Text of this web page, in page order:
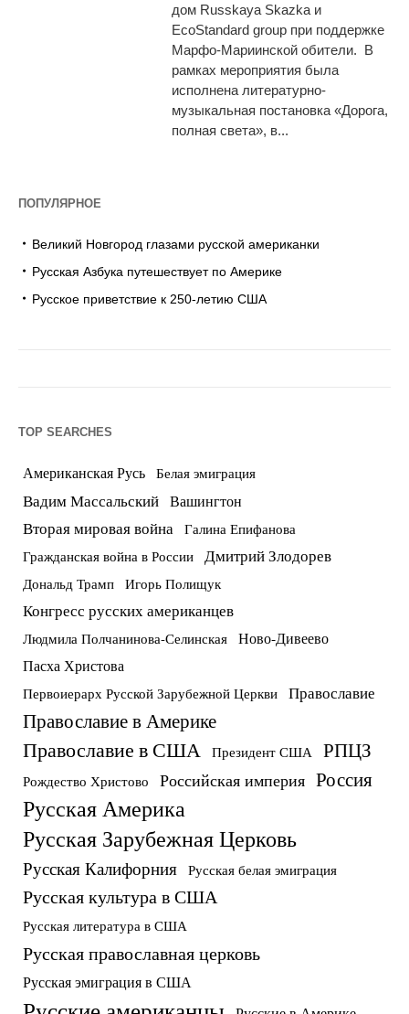
дом Russkaya Skazka и
EcoStandard group при поддержке
Марфо-Мариинской обители. В
рамках мероприятия была
исполнена литературно-
музыкальная постановка «Дорога,
полная света», в...
ПОПУЛЯРНОЕ
Великий Новгород глазами русской американки
Русская Азбука путешествует по Америке
Русское приветствие к 250-летию США
TOP SEARCHES
Американская Русь Белая эмиграция
Вадим Массальский Вашингтон
Вторая мировая война Галина Епифанова
Гражданская война в России Дмитрий Злодорев
Дональд Трамп Игорь Полищук
Конгресс русских американцев
Людмила Полчанинова-Селинская Ново-Дивеево
Пасха Христова
Первоиерарх Русской Зарубежной Церкви Православие
Православие в Америке
Православие в США Президент США РПЦЗ
Рождество Христово Российская империя Россия
Русская Америка
Русская Зарубежная Церковь
Русская Калифорния Русская белая эмиграция
Русская культура в США
Русская литература в США
Русская православная церковь
Русская эмиграция в США